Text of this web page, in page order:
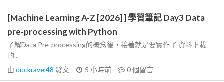
[Machine Learning A-Z [2026] ] 學習筆記 Day3 Data
pre-processing with Python
了解Data Pre-processing的概念後，接著就是要實作了 資料下載
的...
由 duckravel48 發文 5 小時前 0個留言